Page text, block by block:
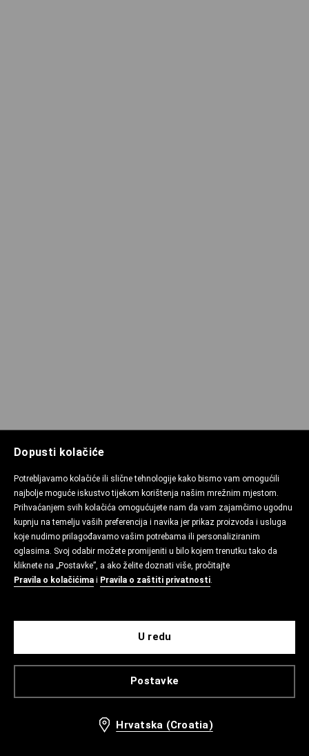
Dopusti kolačiće
Potrebljavamo kolačiće ili slične tehnologije kako bismo vam omogućili
najbolje moguće iskustvo tijekom korištenja našim mrežnim mjestom.
Prihvaćanjem svih kolačića omogućujete nam da vam zajamčimo ugodnu
kupnju na temelju vaših preferencija i navika jer prikaz proizvoda i usluga
koje nudimo prilagođavamo vašim potrebama ili personaliziranim
oglasima. Svoj odabir možete promijeniti u bilo kojem trenutku tako da
kliknete na „Postavke”, a ako želite doznati više, pročitajte
Pravila o kolačićima i Pravila o zaštiti privatnosti.
Postavke
U redu
Hrvatska (Croatia)